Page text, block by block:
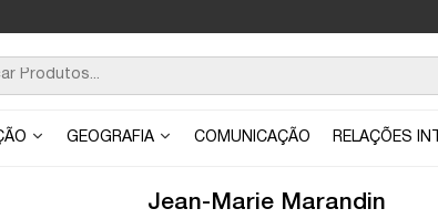
GEOGRAFIA COMUNICAÇÃO RELAÇÕES
Jean-Marie Marandin